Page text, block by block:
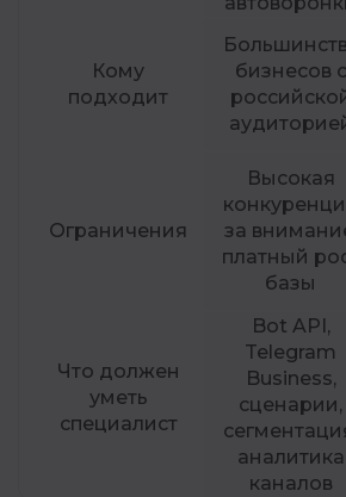
Кому
подходит
бизнесов с
Ограничения
Высокая
за
платный
базы
Что должен
уметь
специалист
Bot API,
Telegram
Business,
сценарии,
аналитика
каналов